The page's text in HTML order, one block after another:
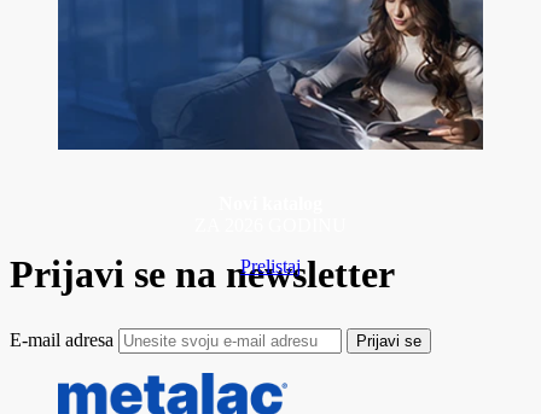
Prelistaj
Prijavi se na newsletter
E-mail adresa Prijavi se